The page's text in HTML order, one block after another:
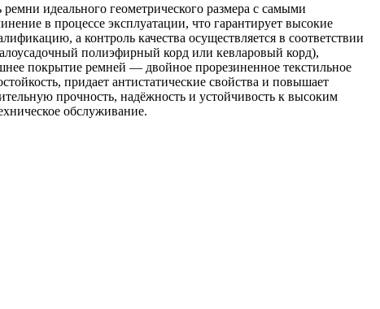
идеального геометрического размера с самыми
в процессе эксплуатации, что гарантирует высокие
а контроль качества осуществляется в соответствии
полиэфирный корд или кевларовый корд),
покрытие ремней — двойное прорезиненное текстильное
придает антистатические свойства и повышает
прочность, надёжность и устойчивость к высоким
обслуживание.